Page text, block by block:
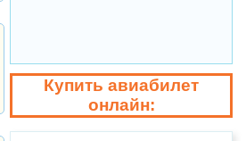
Купить авиабилет
онлайн: